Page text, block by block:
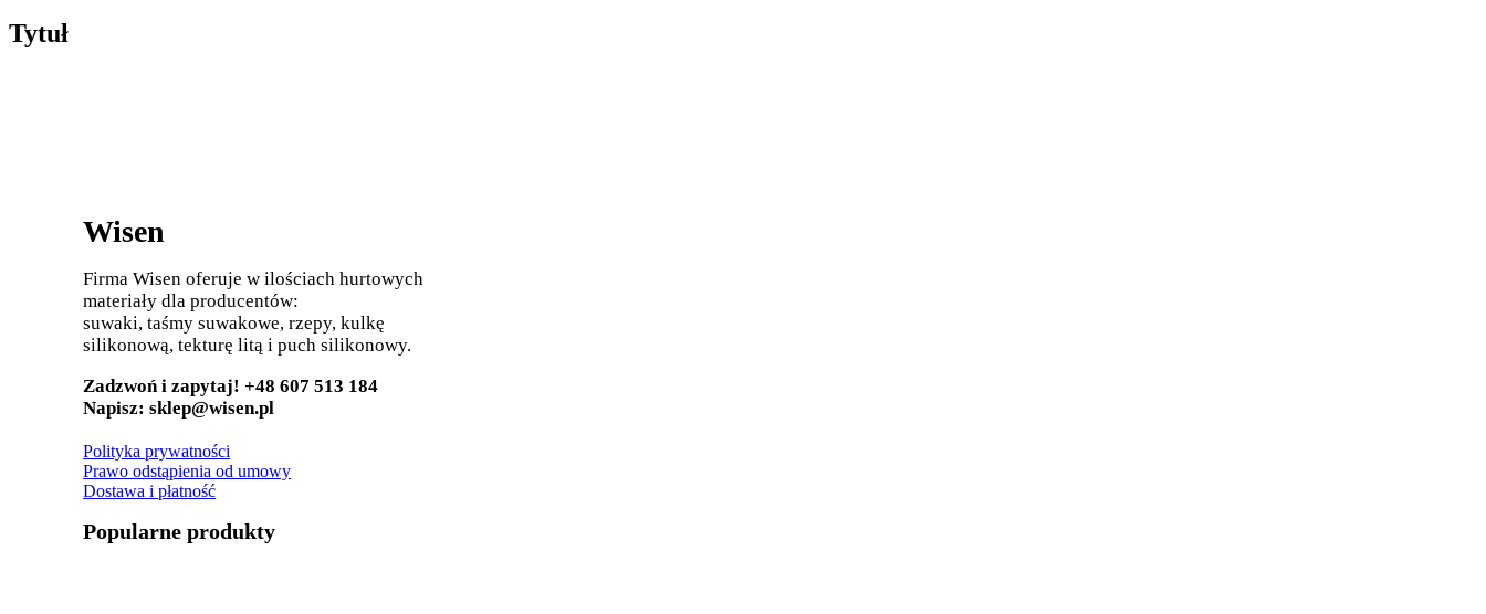
Tytuł
Wisen
Firma Wisen oferuje w ilościach hurtowych
materiały dla producentów:
suwaki, taśmy suwakowe, rzepy, kulkę
silikonową, tekturę litą i puch silikonowy.
Zadzwoń i zapytaj! +48 607 513 184
Napisz: sklep@wisen.pl
Polityka prywatności
Prawo odstąpienia od umowy
Dostawa i płatność
Popularne produkty